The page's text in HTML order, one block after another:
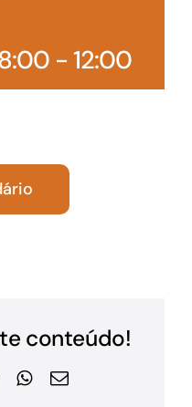
- 12:00
conteúdo!
WhatsApp
E-